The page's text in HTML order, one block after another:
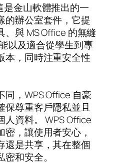
是金山軟體推出的一
的辦公室套件，它提
與 MS Office 的無縫
以及適合從學生到專
本，同時注重安全性
，WPS Office 自豪
保尊重客戶隱私並且
資料。 WPS Office
，讓使用者安心，
還是共享，其在整個
和安全。